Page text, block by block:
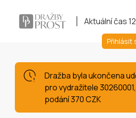
Aktuální čas
Přihlásit
Dražba byla ukončena
pro vydražitele
podání 370 CZK